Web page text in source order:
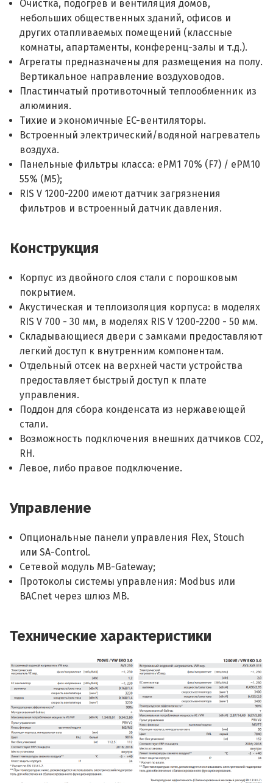
Очистка, подогрев и вентиляция домов,
небольших общественных зданий, офисов и
других отапливаемых помещений (классные
комнаты, апартаменты, конференц-залы и т.д.).
Агрегаты предназначены для размещения на полу.
Вертикальное направление воздуховодов.
Пластинчатый противоточный теплообменник из
алюминия.
Тихие и экономичные EC-вентиляторы.
Встроенный электрический/водяной нагреватель
воздуха.
Панельные фильтры класса: ePM1 70% (F7) / ePM10
55% (M5);
RIS V 1200-2200 имеют датчик загрязнения
фильтров и встроенный датчик давления.
Конструкция
Корпус из двойного слоя стали с порошковым
покрытием.
Акустическая и теплоизоляция корпуса: в моделях
RIS V 700 - 30 мм, в моделях RIS V 1200-2200 - 50 мм.
Складывающиеся двери с замками предоставляют
легкий доступ к внутренним компонентам.
Отдельный отсек на верхней части устройства
предоставляет быстрый доступ к плате
управления.
Поддон для сбора конденсата из нержавеющей
стали.
Возможность подключения внешних датчиков СO2,
RH.
Левое, либо правое подключение.
Управление
Опциональные панели управления Flex, Stouch
или SA-Control.
Сетевой модуль MB-Gateway;
Протоколы системы управления: Modbus или
BACnet через шлюз MB.
Технические характеристики